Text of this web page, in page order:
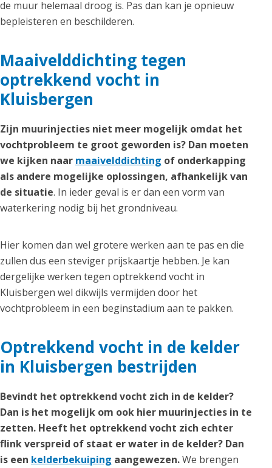
de muur helemaal droog is. Pas dan kan je opnieuw
bepleisteren en beschilderen.
Maaivelddichting tegen
optrekkend vocht in
Kluisbergen
Zijn muurinjecties niet meer mogelijk omdat het
vochtprobleem te groot geworden is? Dan moeten
we kijken naar maaivelddichting of onderkapping
als andere mogelijke oplossingen, afhankelijk van
de situatie. In ieder geval is er dan een vorm van
waterkering nodig bij het grondniveau.
Hier komen dan wel grotere werken aan te pas en die
zullen dus een steviger prijskaartje hebben. Je kan
dergelijke werken tegen optrekkend vocht in
Kluisbergen wel dikwijls vermijden door het
vochtprobleem in een beginstadium aan te pakken.
Optrekkend vocht in de kelder
in Kluisbergen bestrijden
Bevindt het optrekkend vocht zich in de kelder?
Dan is het mogelijk om ook hier muurinjecties in te
zetten. Heeft het optrekkend vocht zich echter
flink verspreid of staat er water in de kelder? Dan
is een kelderbekuiping aangewezen.We brengen